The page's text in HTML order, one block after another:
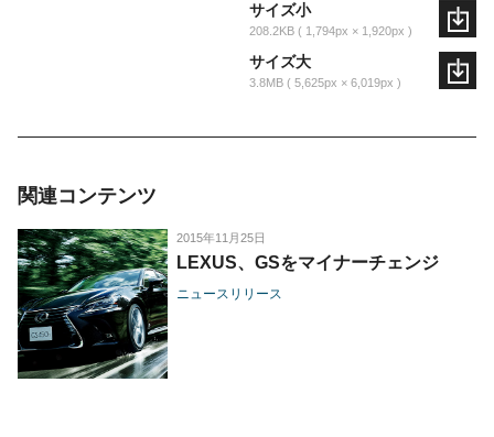
サイズ小
208.2KB 1,794px × 1,920px
サイズ大
3.8MB 5,625px × 6,019px
関連コンテンツ
2015年11月25日
LEXUS、GSをマイナーチェンジ
ニュースリリース